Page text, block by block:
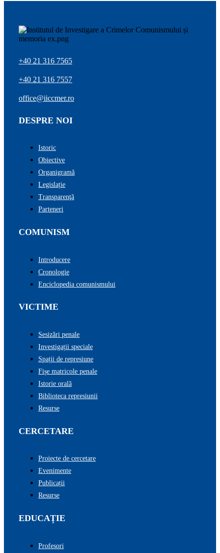
+40 21 316 7565
+40 21 316 7557
office@iiccmer.ro
DESPRE NOI
Istoric
Obiective
Organigramă
Legislație
Transparenţă
Parteneri
COMUNISM
Introducere
Cronologie
Enciclopedia comunismului
VICTIME
Sesizări penale
Investigații speciale
Spații de represiune
Fișe matricole penale
Istorie orală
Biblioteca represiunii
Resurse
CERCETARE
Proiecte de cercetare
Evenimente
Publicații
Resurse
EDUCAȚIE
Profesori